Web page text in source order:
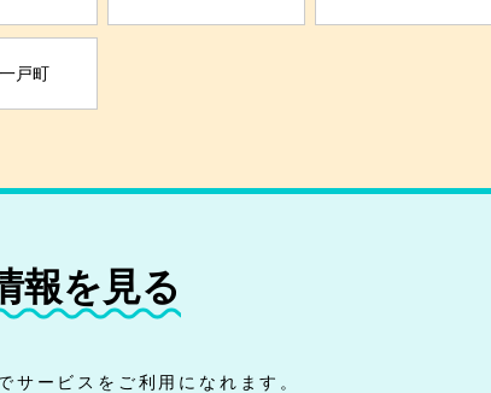
戸町
報を見る
サービスをご利用になれます。